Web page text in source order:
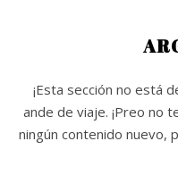
¡Esta sección no está
ande de viaje. ¡Preo no
ningún contenido nuevo,